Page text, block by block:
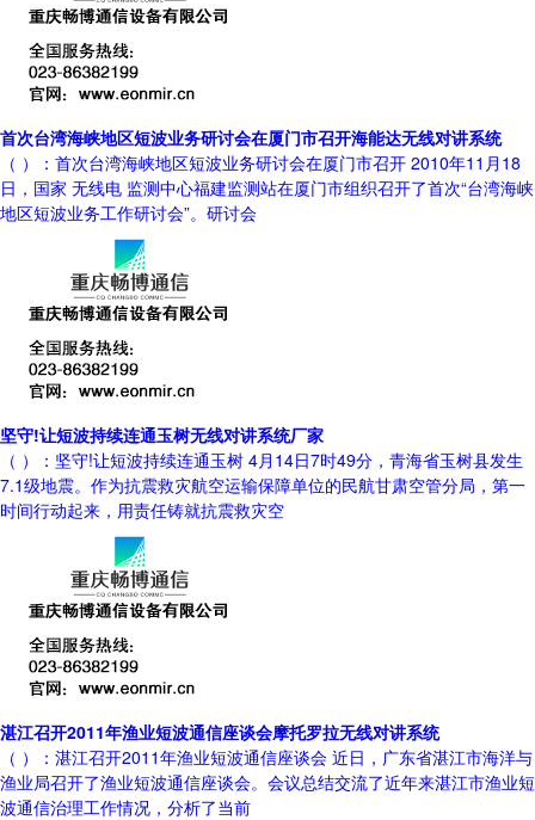
首次台湾海峡地区短波业务研讨会在厦门市召开海能达无线对讲系统
（ ）：首次台湾海峡地区短波业务研讨会在厦门市召开 2010年11月18
日，国家 无线电 监测中心福建监测站在厦门市组织召开了首次“台湾海峡
地区短波业务工作研讨会”。研讨会
坚守!让短波持续连通玉树无线对讲系统厂家
（ ）：坚守!让短波持续连通玉树 4月14日7时49分，青海省玉树县发生
7.1级地震。作为抗震救灾航空运输保障单位的民航甘肃空管分局，第一
时间行动起来，用责任铸就抗震救灾空
湛江召开2011年渔业短波通信座谈会摩托罗拉无线对讲系统
（ ）：湛江召开2011年渔业短波通信座谈会 近日，广东省湛江市海洋与
渔业局召开了渔业短波通信座谈会。会议总结交流了近年来湛江市渔业短
波通信治理工作情况，分析了当前